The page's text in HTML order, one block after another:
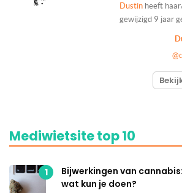
Dustin heeft
gewijzigd 9 jaar
Mediwietsite top 10
1
Bijwerkingen van
wat kun je doen?